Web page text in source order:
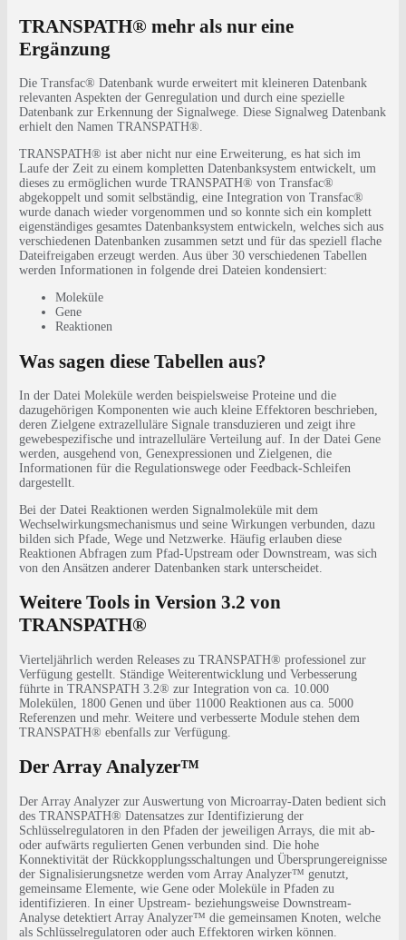
TRANSPATH® mehr als nur eine
Ergänzung
Die Transfac® Datenbank wurde erweitert mit kleineren Datenbank
relevanten Aspekten der Genregulation und durch eine spezielle
Datenbank zur Erkennung der Signalwege. Diese Signalweg Datenbank
erhielt den Namen TRANSPATH®.
TRANSPATH® ist aber nicht nur eine Erweiterung, es hat sich im
Laufe der Zeit zu einem kompletten Datenbanksystem entwickelt, um
dieses zu ermöglichen wurde TRANSPATH® von Transfac®
abgekoppelt und somit selbständig, eine Integration von Transfac®
wurde danach wieder vorgenommen und so konnte sich ein komplett
eigenständiges gesamtes Datenbanksystem entwickeln, welches sich aus
verschiedenen Datenbanken zusammen setzt und für das speziell flache
Dateifreigaben erzeugt werden. Aus über 30 verschiedenen Tabellen
werden Informationen in folgende drei Dateien kondensiert:
Moleküle
Gene
Reaktionen
Was sagen diese Tabellen aus?
In der Datei Moleküle werden beispielsweise Proteine und die
dazugehörigen Komponenten wie auch kleine Effektoren beschrieben,
deren Zielgene extrazelluläre Signale transduzieren und zeigt ihre
gewebespezifische und intrazelluläre Verteilung auf. In der Datei Gene
werden, ausgehend von, Genexpressionen und Zielgenen, die
Informationen für die Regulationswege oder Feedback-Schleifen
dargestellt.
Bei der Datei Reaktionen werden Signalmoleküle mit dem
Wechselwirkungsmechanismus und seine Wirkungen verbunden, dazu
bilden sich Pfade, Wege und Netzwerke. Häufig erlauben diese
Reaktionen Abfragen zum Pfad-Upstream oder Downstream, was sich
von den Ansätzen anderer Datenbanken stark unterscheidet.
Weitere Tools in Version 3.2 von
TRANSPATH®
Vierteljährlich werden Releases zu TRANSPATH® professionel zur
Verfügung gestellt. Ständige Weiterentwicklung und Verbesserung
führte in TRANSPATH 3.2® zur Integration von ca. 10.000
Molekülen, 1800 Genen und über 11000 Reaktionen aus ca. 5000
Referenzen und mehr. Weitere und verbesserte Module stehen dem
TRANSPATH® ebenfalls zur Verfügung.
Der Array Analyzer™
Der Array Analyzer zur Auswertung von Microarray-Daten bedient sich
des TRANSPATH® Datensatzes zur Identifizierung der
Schlüsselregulatoren in den Pfaden der jeweiligen Arrays, die mit ab-
oder aufwärts regulierten Genen verbunden sind. Die hohe
Konnektivität der Rückkopplungsschaltungen und Übersprungereignisse
der Signalisierungsnetze werden vom Array Analyzer™ genutzt,
gemeinsame Elemente, wie Gene oder Moleküle in Pfaden zu
identifizieren. In einer Upstream- beziehungsweise Downstream-
Analyse detektiert Array Analyzer™ die gemeinsamen Knoten, welche
als Schlüsselregulatoren oder auch Effektoren wirken können.